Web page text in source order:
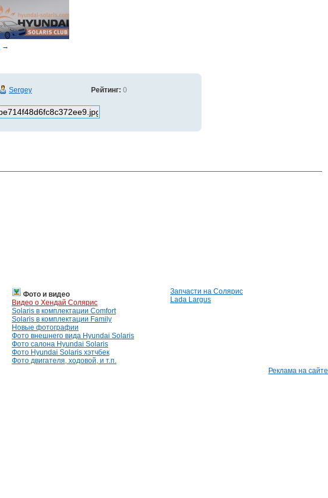
→
Sergey Рейтинг: 0
Фото и видео
Видео о Хендай Солярис
Solaris в комплектации Comfort
Solaris в комплектации Family
Новые фотографии
Фото внешнего вида Hyundai Solaris
Фото салона Hyundai Solaris
Фото Hyundai Solaris хэтчбек
Фото двигателя, ходовой, и т.п.
Запчасти на Солярис
Lada Largus
Реклама на сайте